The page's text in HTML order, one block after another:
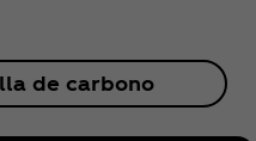
de carbono